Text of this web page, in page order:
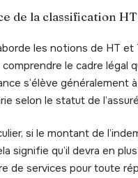
de la classification
les notions de HT et
le cadre légal
s’élève généralement
selon le statut de
si le montant de
signifie qu’il devra en
de services pour toute